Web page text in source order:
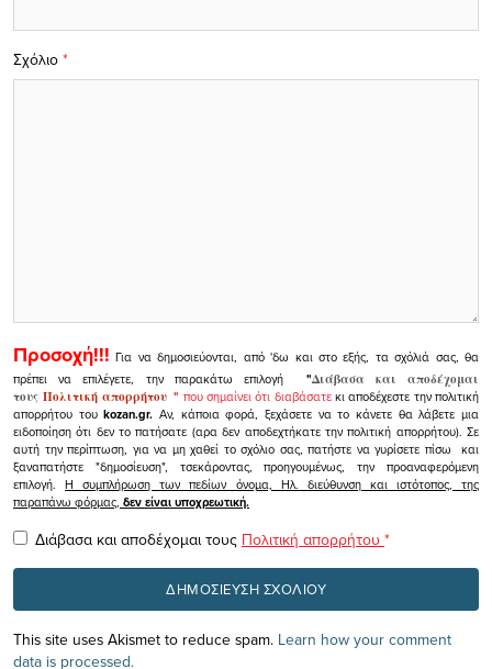
Σχόλιο *
Προσοχή!!! Για να δημοσιεύονται, από 'δω και στο εξής, τα σχόλιά σας, θα
πρέπει να επιλέγετε, την παρακάτω επιλογή
"Διάβασα και αποδέχομαι
τουςΠολιτική απορρήτου" που σημαίνει ότι διαβάσατεκι αποδέχεστε την πολιτική
απορρήτου τουkozan.gr. Αν, κάποια φορά, ξεχάσετε να το κάνετε θα λάβετε μια
ειδοποίηση ότι δεν το πατήσατε (αρα δεν αποδεχτήκατε την πολιτική απορρήτου). Σε
αυτή την περίπτωση, για να μη χαθεί το σχόλιο σας, πατήστε να γυρίσετε πίσω και
ξαναπατήστε "δημοσίευση", τσεκάροντας, προηγουμένως, την προαναφερόμενη
επιλογή.Η συμπλήρωση των πεδίων όνομα, Ηλ. διεύθυνση και ιστότοπος, της
παραπάνω φόρμας, δεν είναι υποχρεωτική.
Διάβασα και αποδέχομαι τους Πολιτική απορρήτου *
This site uses Akismet to reduce spam. Learn how your comment
data is processed.